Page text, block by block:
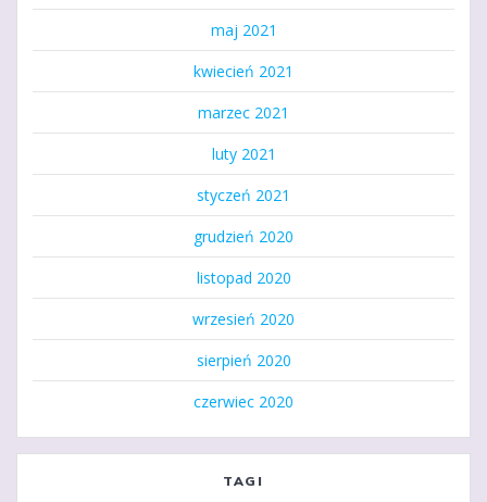
maj 2021
kwiecień 2021
marzec 2021
luty 2021
styczeń 2021
grudzień 2020
listopad 2020
wrzesień 2020
sierpień 2020
czerwiec 2020
TAGI